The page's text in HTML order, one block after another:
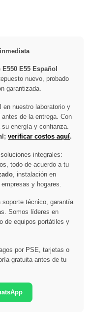
E55 Español
nuevo, probado
garantizada.
en nuestro laboratorio y
de la entrega. Con
energía y confianza.
verificar costos aquí.
integrales:
todo de acuerdo a tu
, instalación en
y hogares.
soporte técnico, garantía
Somos líderes en
de equipos portátiles y
por PSE, tarjetas o
gratuita antes de tu